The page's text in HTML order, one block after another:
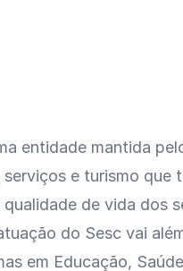
entidade mantida
e turismo que
de vida dos
do Sesc vai
em Educação,